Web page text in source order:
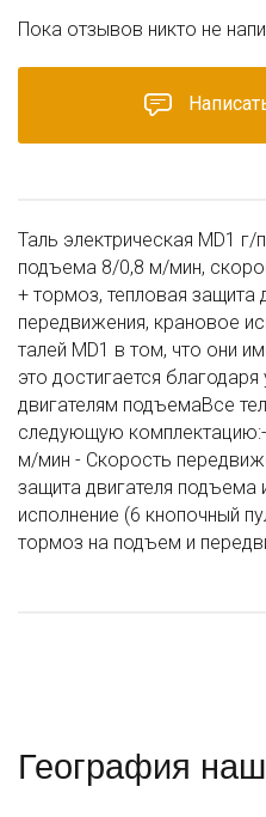
Пока отзывов никто не
Таль электрическая MD1
подъема 8/0,8 м/мин,
+ тормоз, тепловая защита
передвижения, крановое
талей MD1 в том, что они
это достигается
двигателям подъемаВсе
следующую
м/мин - Скорость
защита двигателя
исполнение (6 кнопочный
тормоз на подъем и
География